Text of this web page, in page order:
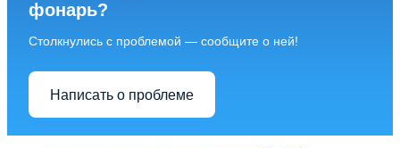
фонарь?
Столкнулись с проблемой — сообщите о ней!
Написать о проблеме